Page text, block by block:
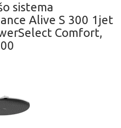
sistema
Alive S 300 1jet
Comfort,